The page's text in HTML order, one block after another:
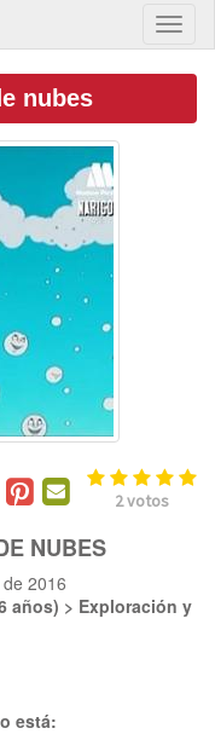
nubes
2votos
NUBES
2016
años) > Exploración y
está: